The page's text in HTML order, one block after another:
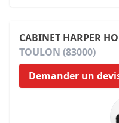
CABINET HARPER
TOULON (83000)
Demander un